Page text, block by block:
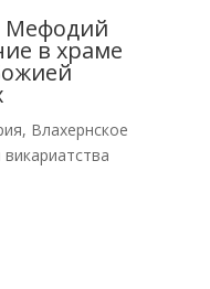
Мефодий
в храме
, Влахернское